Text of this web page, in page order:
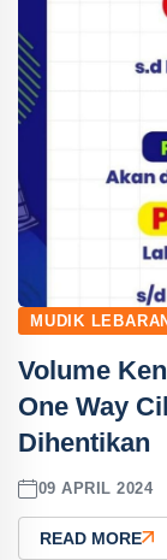
MUDIK LEBARAN
Volume
One Way
Dihentikan
09 APRIL 2024
READ MORE